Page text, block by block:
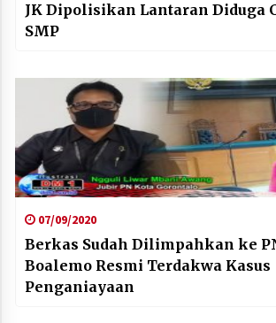
JK Dipolisikan Lantaran Diduga
SMP
07/09/2020
Berkas Sudah Dilimpahkan ke
Boalemo Resmi Terdakwa Kasus
Penganiayaan